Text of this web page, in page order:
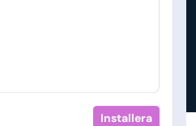
Installera